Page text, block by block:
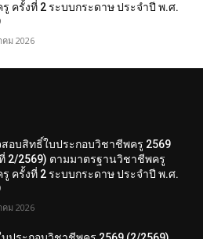
ครั้งที่ 2 ระบบกระดาษ ประจำปี พ.ศ.
คม 2026
สอบสิทธิ์ใบประกอบวิชาชีพครู 2569
2/2569) ตามมาตรฐานวิชาชีพครู
ครั้งที่ 2 ระบบกระดาษ ประจำปี พ.ศ.
คม 2026